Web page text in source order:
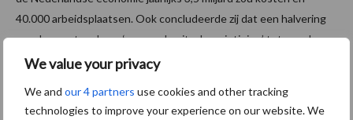
We value your privacy
We and our 4 partners use cookies and other tracking
technologies to improve your experience on our website. We
40.000 arbeidsplaatsen. Ook concludeerde zij dat een halvering
van de veestapel een ‘enorme kapitaalvernietiging’ tot gevolg zou
hebben, omdat dan zo’n 4,3 miljard euro aan stallen en boerderijen
Bron:Nevedi